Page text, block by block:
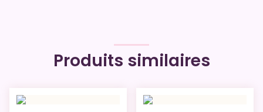
Produits similaires